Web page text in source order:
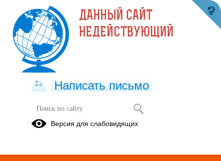
Информация
ДАННЫЙ САЙТ
НЕДЕЙСТВУЮЩИЙ
Написать письмо
Версия для слабовидящих